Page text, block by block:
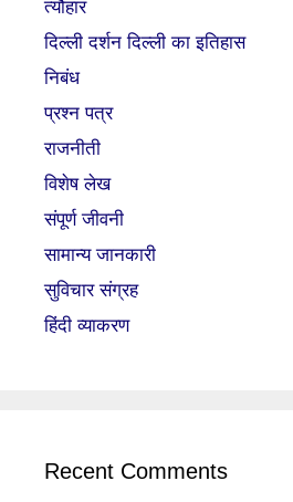
त्यौहार
दिल्ली दर्शन दिल्ली का इतिहास
निबंध
प्रश्न पत्र
राजनीती
विशेष लेख
संपूर्ण जीवनी
सामान्य जानकारी
सुविचार संग्रह
हिंदी व्याकरण
Recent Comments